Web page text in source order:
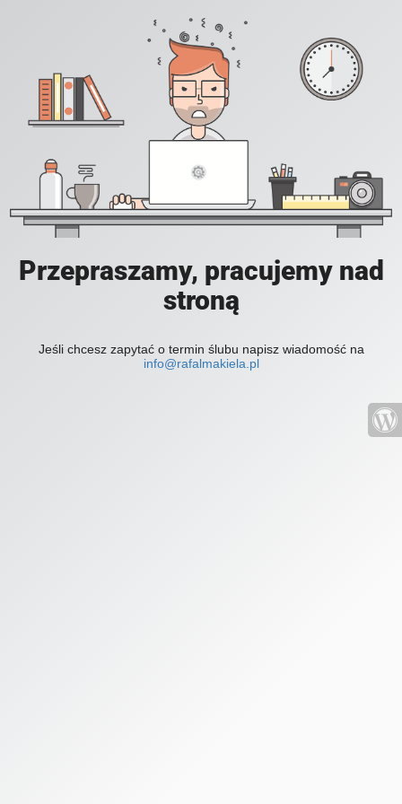
Przepraszamy, pracujemy nad
stroną
Jeśli chcesz zapytać o termin ślubu napisz wiadomość na
info@rafalmakiela.pl